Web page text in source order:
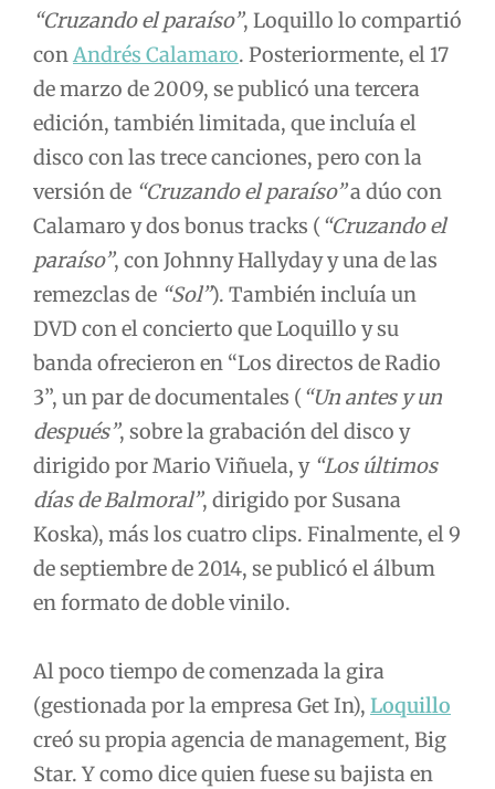
“Cruzando el paraíso”, Loquillo lo compartió
conAndrés Calamaro. Posteriormente, el 17
de marzo de 2009, se publicó una tercera
edición, también limitada, que incluía el
disco con las trece canciones, pero con la
versión de “Cruzando el paraíso”a dúo con
Calamaro y dos bonus tracks ( “Cruzando el
paraíso”, con Johnny Hallyday y una de las
remezclas de “Sol”). También incluía un
DVD con el concierto que Loquillo y su
banda ofrecieron en “Los directos de Radio
3”, un par de documentales ( “Un antes y un
después”, sobre la grabación del disco y
dirigido por Mario Viñuela, y “Los últimos
días de Balmoral”, dirigido por Susana
Koska), más los cuatro clips. Finalmente, el 9
de septiembre de 2014, se publicó el álbum
en formato de doble vinilo.
Al poco tiempo de comenzada la gira
(gestionada por la empresa Get In), Loquillo
creó su propia agencia de management, Big
Star. Y como dice quien fuese su bajista en